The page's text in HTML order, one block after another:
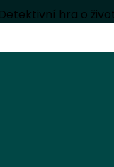
hra o